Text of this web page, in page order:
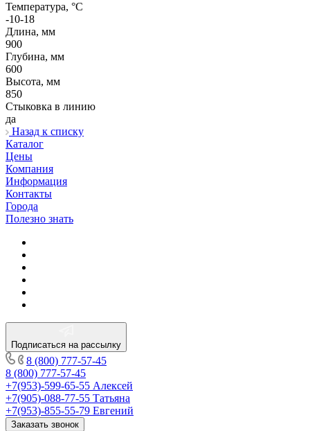
Температура, °C
-10-18
Длина, мм
900
Глубина, мм
600
Высота, мм
850
Стыковка в линию
да
Назад к списку
Каталог
Цены
Компания
Информация
Контакты
Города
Полезно знать
Подписаться на рассылку
8 (800) 777-57-45
8 (800) 777-57-45
+7(953)-599-65-55 Алексей
+7(905)-088-77-55 Татьяна
+7(953)-855-55-79 Евгений
Заказать звонок